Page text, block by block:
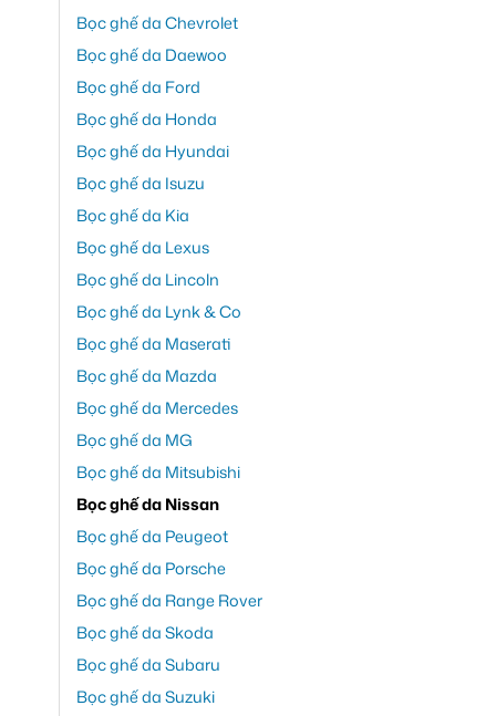
Bọc ghế da Chevrolet
Bọc ghế da Daewoo
Bọc ghế da Ford
Bọc ghế da Honda
Bọc ghế da Hyundai
Bọc ghế da Isuzu
Bọc ghế da Kia
Bọc ghế da Lexus
Bọc ghế da Lincoln
Bọc ghế da Lynk & Co
Bọc ghế da Maserati
Bọc ghế da Mazda
Bọc ghế da Mercedes
Bọc ghế da MG
Bọc ghế da Mitsubishi
Bọc ghế da Nissan
Bọc ghế da Peugeot
Bọc ghế da Porsche
Bọc ghế da Range Rover
Bọc ghế da Skoda
Bọc ghế da Subaru
Bọc ghế da Suzuki